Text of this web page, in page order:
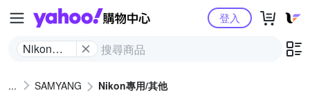
Yahoo購物中心
Nikon專
登入
SAMYANG Nikon專用/其他